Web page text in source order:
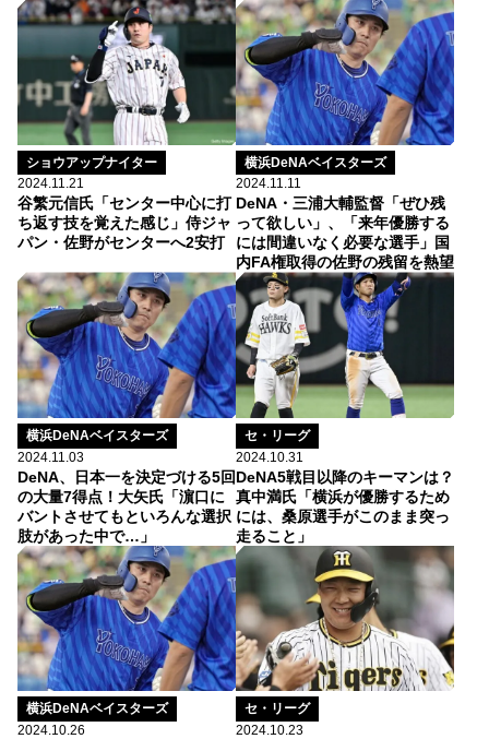
ショウアップナイター
2024.11.21
谷繁元信氏「センター中心に打
ち返す技を覚えた感じ」侍ジャ
パン・佐野がセンターへ2安打
横浜DeNAベイスターズ
2024.11.11
DeNA・三浦大輔監督「ぜひ残
って欲しい」、「来年優勝する
には間違いなく必要な選手」国
内FA権取得の佐野の残留を熱望
横浜DeNAベイスターズ
2024.11.03
DeNA、日本一を決定づける5回
の大量7得点！大矢氏「濵口に
バントさせてもといろんな選択
肢があった中で…」
セ・リーグ
2024.10.31
DeNA5戦目以降のキーマンは？
真中満氏「横浜が優勝するため
には、桑原選手がこのまま突っ
走ること」
横浜DeNAベイスターズ
2024.10.26
セ・リーグ
2024.10.23